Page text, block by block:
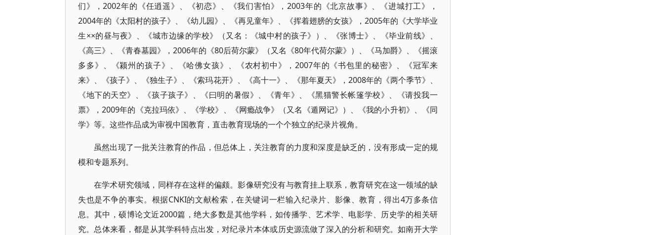
们》，2002年的《任逍遥》、《初恋》、《我们害怕》，2003年的《北京故事》、《进城打工》，
2004年的《太阳村的孩子》、《幼儿园》、《再见童年》、《挥着翅膀的女孩》，2005年的《大学毕业
生××的昼与夜》、《城市边缘的学校》（又名：《城中村的孩子》）、《张博士》、《毕业前线》、
《高三》、《青春墓园》，2006年的《80后荷尔蒙》（又名《80年代荷尔蒙》）、《马加爵》、《摇滚
多多》、《颍州的孩子》、《哈佛女孩》、《农村初中》，2007年的《书包里的秘密》、《冠军来
来》、《孩子》、《独生子》、《索玛花开》、《高十一》、《那年夏天》，2008年的《两个季节》、
《地下的天空》、《孩子孩子》、《曰明的暑假》、《青年》、《黑猫警长帐篷学校》、《请投我一
票》，2009年的《克拉玛依》、《学校》、《网瘾战争》（又名《遁网记》）、《我的小升初》、《同
学》等。这些作品成为审视中国教育，直击教育现场的一个个独立的纪录片视角。
虽然出现了一批关注教育的作品，但总体上，关注教育的力度和深度是缺乏的，没有形成一定的规
模和专题系列。
在学术研究领域，同样存在这样的偏颇。影像研究没有与教育挂上联系，教育研究在这一领域的缺
失也是不争的事实。根据CNKI的文献检索，在关键词一栏输入纪录片、影像、教育，得出4万多条信
息。其中，硕博论文近2000篇，绝大多数是其他学科，如传播学、艺术学、电影学、历史学的相关研
究。总体来看，都是从其学科特点出发，对纪录片本体或历史源流做了深入的分析和研究。如南开大学